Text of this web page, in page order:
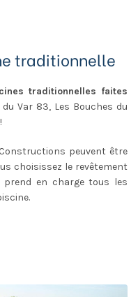
traditionnelle
traditionnelles faites
Var 83, Les Bouches du
peuvent être
choisissez le revêtement
prend en charge tous les